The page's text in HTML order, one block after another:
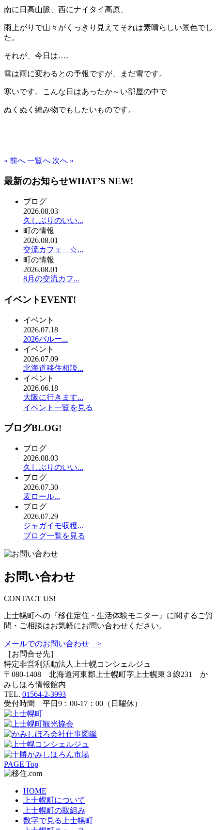
南に日高山脈、西にナイタイ高原、
雨上がりで山々がくっきり見えてそれは素晴らしい景色でし
た。
それが、今日は…。
雪は雨に変わるとの予報ですが、まだ雪です。
寒いです。こんな日はあったか～い部屋の中で
ぬくぬく編み物でもしたいものです。
« 前へ 一覧へ 次へ »
最新のお知らせWHAT’S NEW!
ブログ
2026.08.03
久しぶりのいい...
町の情報
2026.08.01
交流カフェ ☆...
町の情報
2026.08.01
8月の交流カフ...
イベントEVENT!
イベント
2026.07.18
2026バルー...
イベント
2026.07.09
北海道移住相談...
イベント
2026.06.18
大阪に行きます...
イベント一覧を見る
ブログBLOG!
ブログ
2026.08.03
久しぶりのいい...
ブログ
2026.07.30
麦ロール...
ブログ
2026.07.29
ジャガイモ収穫...
ブログ一覧を見る
お問い合わせ
CONTACT US!
上士幌町への『移住定住・生活体験モニター』に関するご質
問・ご相談はお気軽にお問い合わせください。
メールでのお問い合わせ >
［お問合せ先］
特定非営利活動法人
上士幌コンシェルジュ
〒080-1408 北海道河東郡上士幌町字上士幌東３線231 か
みしほろ情報館内
TEL. 01564-2-3993
受付時間 平日9：00-17：00（日曜休）
PAGE Top
HOME
上士幌町について
上士幌町の取組み
数字で見る上士幌町